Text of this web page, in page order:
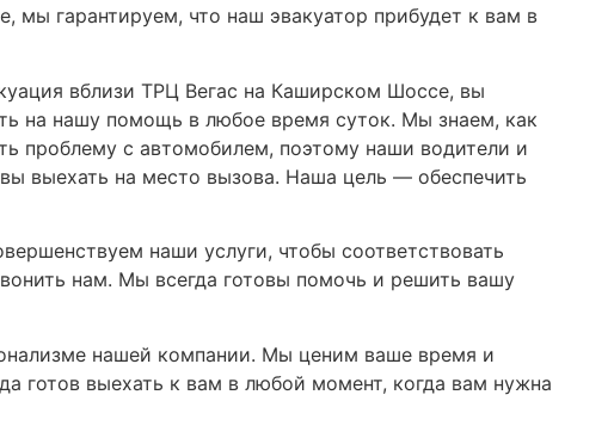
мы гарантируем, что наш эвакуатор прибудет к вам в
вблизи ТРЦ Вегас на Каширском Шоссе, вы
на нашу помощь в любое время суток. Мы знаем, как
проблему с автомобилем, поэтому наши водители и
выехать на место вызова. Наша цель — обеспечить
наши услуги, чтобы соответствовать
нам. Мы всегда готовы помочь и решить вашу
нашей компании. Мы ценим ваше время и
готов выехать к вам в любой момент, когда вам нужна